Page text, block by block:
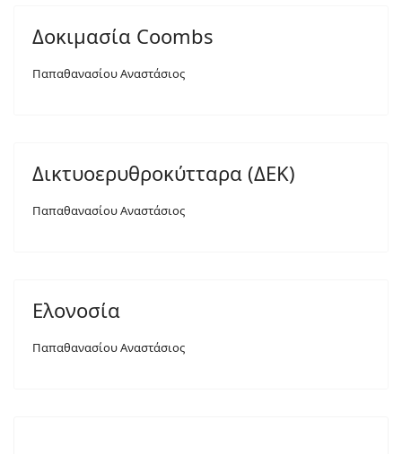
Δοκιμασία Coombs
Παπαθανασίου Αναστάσιος
Δικτυοερυθροκύτταρα (ΔΕΚ)
Παπαθανασίου Αναστάσιος
Ελονοσία
Παπαθανασίου Αναστάσιος